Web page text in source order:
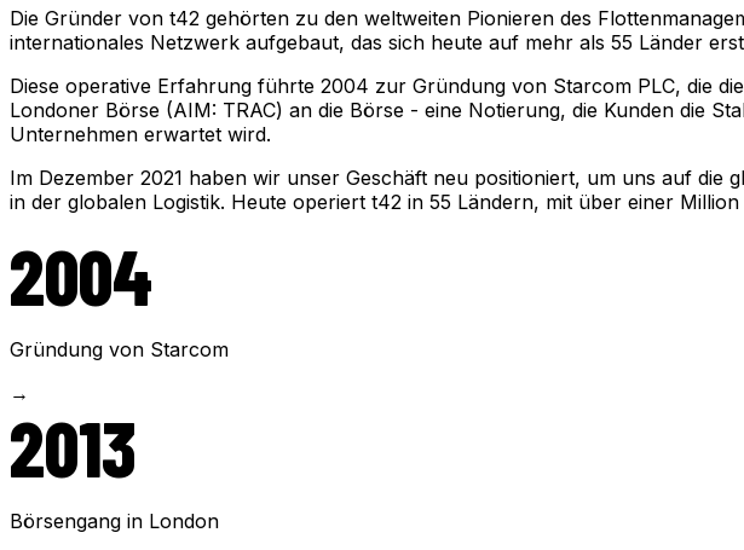
Die Gründer von t42 gehörten zu den weltweiten Pionieren des
internationales Netzwerk aufgebaut, das sich heute auf mehr als 55 Länder
Diese operative Erfahrung führte 2004 zur Gründung von Starcom PLC, die
Londoner Börse (AIM: TRAC) an die Börse - eine Notierung, die Kunden die
Unternehmen erwartet wird.
Im Dezember 2021 haben wir unser Geschäft neu positioniert, um uns auf
in der globalen Logistik. Heute operiert t42 in 55 Ländern, mit über einer
2004
Gründung von Starcom
→
2013
Börsengang in London